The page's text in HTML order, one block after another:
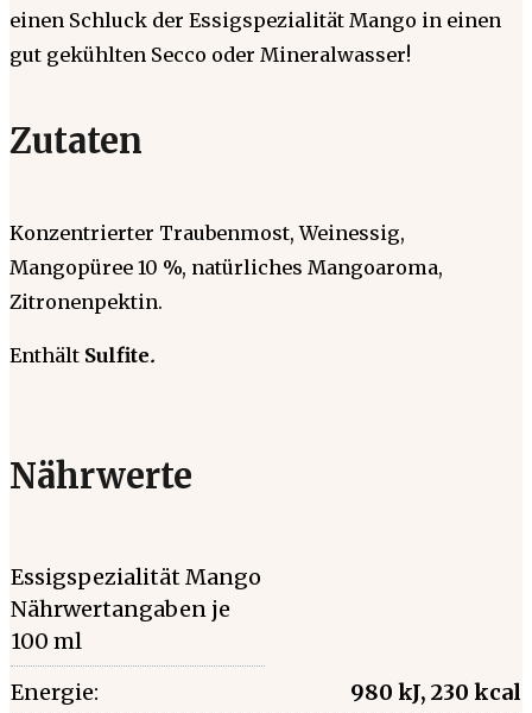
einen Schluck der Essigspezialität Mango in einen
gut gekühlten Secco oder Mineralwasser!
Zutaten
Konzentrierter Traubenmost, Weinessig,
Mangopüree 10 %, natürliches Mangoaroma,
Zitronenpektin.
Enthält Sulfite.
Nährwerte
Essigspezialität Mango
Nährwertangaben je
100 ml
Energie:
980 kJ, 230 kcal